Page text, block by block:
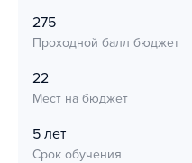
275
Проходной балл бюджет
22
Мест на бюджет
5 лет
Срок обучения